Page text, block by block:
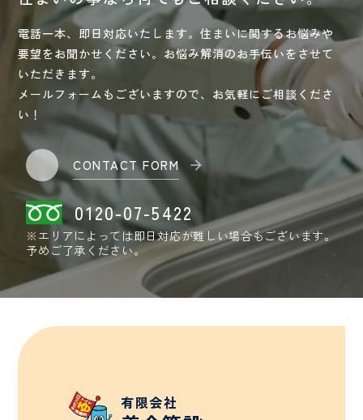
電話一本、即日対応いたします。住まいに関するお悩みや
要望をお聞かせください。お悩み解消のお手伝いをさせて
いただきます。
メールフォームもございますので、お気軽にご相談くださ
い！
CONTACT FORM
0120-07-5422
※エリアによっては即日対応が難しい場合もございます。
予めご了承ください。
有限会社